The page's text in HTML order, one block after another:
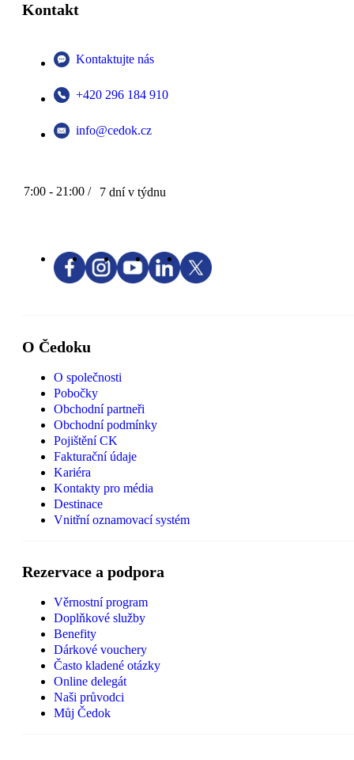
Kontakt
Kontaktujte nás
+420 296 184 910
info@cedok.cz
7:00 - 21:00 / 7 dní v týdnu
O Čedoku
O společnosti
Pobočky
Obchodní partneři
Obchodní podmínky
Pojištění CK
Fakturační údaje
Kariéra
Kontakty pro média
Destinace
Vnitřní oznamovací systém
Rezervace a podpora
Věrnostní program
Doplňkové služby
Benefity
Dárkové vouchery
Často kladené otázky
Online delegát
Naši průvodci
Můj Čedok